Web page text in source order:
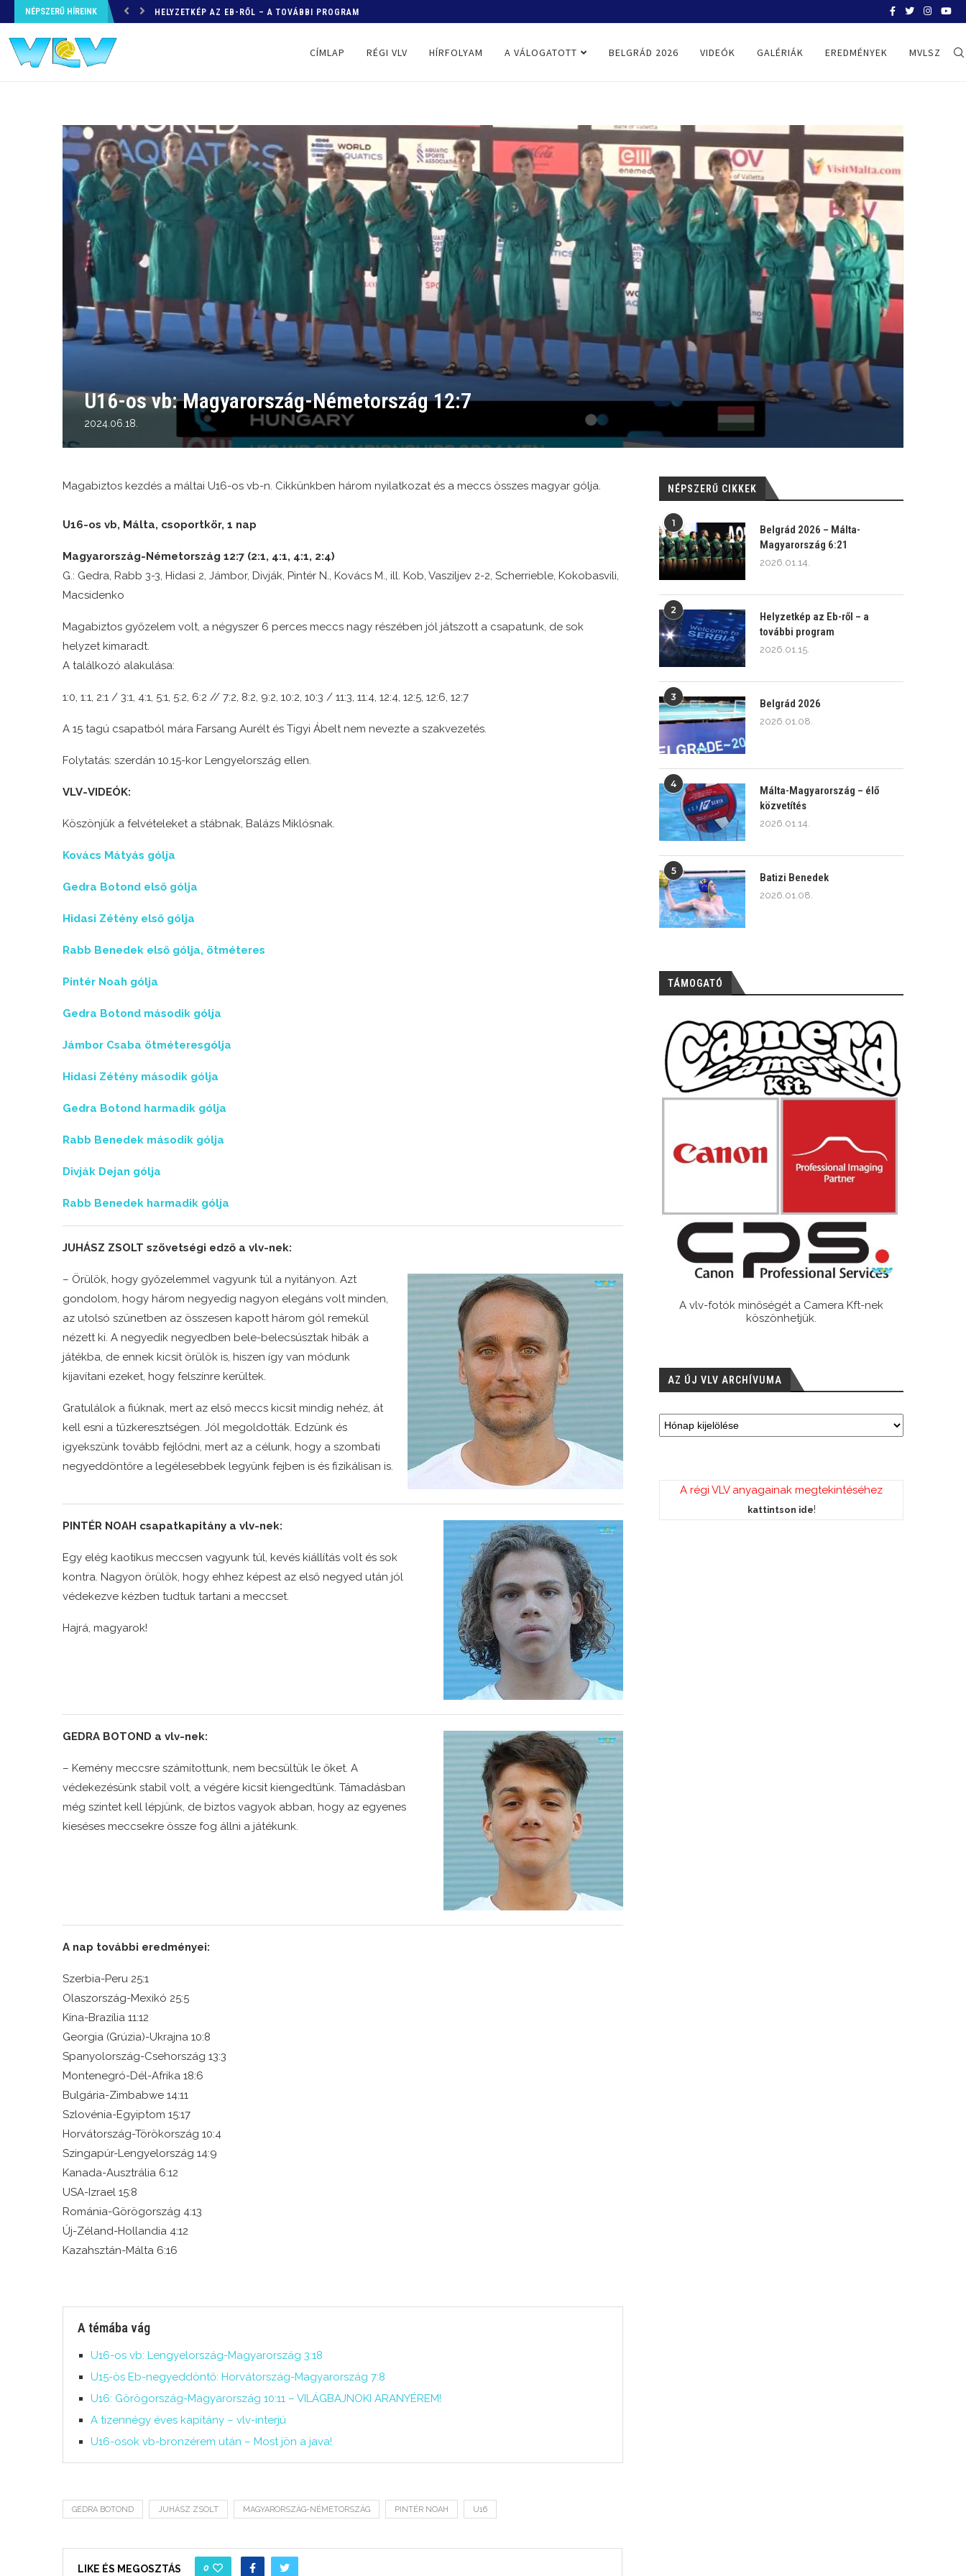
NÉPSZERŰ HÍREINK HELYZETKÉP AZ EB-RŐL – A TOVÁBBI PROGRAM
CÍMLAP RÉGI VLV HÍRFOLYAM A VÁLOGATOTT BELGRÁD 2026 VIDEÓK GALÉRIÁK EREDMÉNYEK MVLSZ
U16-os vb: Magyarország-Németország 12:7
2024.06.18.
Magabiztos kezdés a máltai U16-os vb-n. Cikkünkben három nyilatkozat és a meccs összes magyar gólja.
U16-os vb, Málta, csoportkör, 1 nap
Magyarország-Németország 12:7 (2:1, 4:1, 4:1, 2:4)
G.: Gedra, Rabb 3-3, Hidasi 2, Jámbor, Divják, Pintér N., Kovács M., ill. Kob, Vasziljev 2-2, Scherrieble, Kokobasvili,
Macsidenko
Magabiztos győzelem volt, a négyszer 6 perces meccs nagy részében jól játszott a csapatunk, de sok
helyzet kimaradt.
A találkozó alakulása:
1:0, 1:1, 2:1 / 3:1, 4:1, 5:1, 5:2, 6:2 // 7:2, 8:2, 9:2, 10:2, 10:3 / 11:3, 11:4, 12:4, 12:5, 12:6, 12:7
A 15 tagú csapatból mára Farsang Aurélt és Tigyi Ábelt nem nevezte a szakvezetés.
Folytatás: szerdán 10.15-kor Lengyelország ellen.
VLV-VIDEÓK:
Köszönjük a felvételeket a stábnak, Balázs Miklósnak.
Kovács Mátyás gólja
Gedra Botond első gólja
Hidasi Zétény első gólja
Rabb Benedek első gólja, ötméteres
Pintér Noah gólja
Gedra Botond második gólja
Jámbor Csaba ötméteresgólja
Hidasi Zétény második gólja
Gedra Botond harmadik gólja
Rabb Benedek második gólja
Divják Dejan gólja
Rabb Benedek harmadik gólja
JUHÁSZ ZSOLT szövetségi edző a vlv-nek:
– Örülök, hogy győzelemmel vagyunk túl a nyitányon. Azt
gondolom, hogy három negyedig nagyon elegáns volt minden,
az utolsó szünetben az összesen kapott három gól remekül
nézett ki. A negyedik negyedben bele-belecsúsztak hibák a
játékba, de ennek kicsit örülök is, hiszen így van módunk
kijavítani ezeket, hogy felszínre kerültek.
Gratulálok a fiúknak, mert az első meccs kicsit mindig nehéz, át
kell esni a tűzkeresztségen. Jól megoldották. Edzünk és
igyekszünk tovább fejlődni, mert az a célunk, hogy a szombati
negyeddöntőre a legélesebbek legyünk fejben is és fizikálisan is.
PINTÉR NOAH csapatkapitány a vlv-nek:
Egy elég kaotikus meccsen vagyunk túl, kevés kiállítás volt és sok
kontra. Nagyon örülök, hogy ehhez képest az első negyed után jól
védekezve kézben tudtuk tartani a meccset.
Hajrá, magyarok!
GEDRA BOTOND a vlv-nek:
– Kemény meccsre számítottunk, nem becsültük le őket. A
védekezésünk stabil volt, a végére kicsit kiengedtünk. Támadásban
még szintet kell lépjünk, de biztos vagyok abban, hogy az egyenes
kieséses meccsekre össze fog állni a játékunk.
A nap további eredményei:
Szerbia-Peru 25:1
Olaszország-Mexikó 25:5
Kína-Brazília 11:12
Georgia (Grúzia)-Ukrajna 10:8
Spanyolország-Csehország 13:3
Montenegró-Dél-Afrika 18:6
Bulgária-Zimbabwe 14:11
Szlovénia-Egyiptom 15:17
Horvátország-Törökország 10:4
Szingapúr-Lengyelország 14:9
Kanada-Ausztrália 6:12
USA-Izrael 15:8
Románia-Görögország 4:13
Új-Zéland-Hollandia 4:12
Kazahsztán-Málta 6:16
A témába vág
U16-os vb: Lengyelország-Magyarország 3:18
U15-ös Eb-negyeddöntő: Horvátország-Magyarország 7:8
U16: Görögország-Magyarország 10:11 – VILÁGBAJNOKI ARANYÉREM!
A tizennégy éves kapitány – vlv-interjú
U16-osok vb-bronzérem után – Most jön a java!
GEDRA BOTOND JUHÁSZ ZSOLT MAGYARORSZÁG-NÉMETORSZÁG PINTÉR NOAH U16
LIKE ÉS MEGOSZTÁS 0
NÉPSZERŰ CIKKEK
1
Belgrád 2026 – Málta-
Magyarország 6:21
2026.01.14.
2
Helyzetkép az Eb-ről – a
további program
2026.01.15.
3
Belgrád 2026
2026.01.08.
4
Málta-Magyarország – élő
közvetítés
2026.01.14.
5
Batizi Benedek
2026.01.08.
TÁMOGATÓ
A vlv-fotók minőségét a Camera Kft-nek
köszönhetjük.
AZ ÚJ VLV ARCHÍVUMA
A régi VLV anyagainak megtekintéséhez
kattintson ide!